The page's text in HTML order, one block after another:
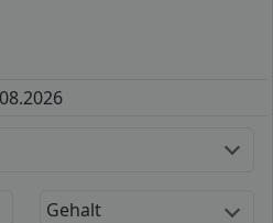
Gehalt